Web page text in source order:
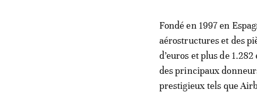
Fondé en 1997 en
aérostructures et des
d’euros et plus de
des principaux
prestigieux tels que